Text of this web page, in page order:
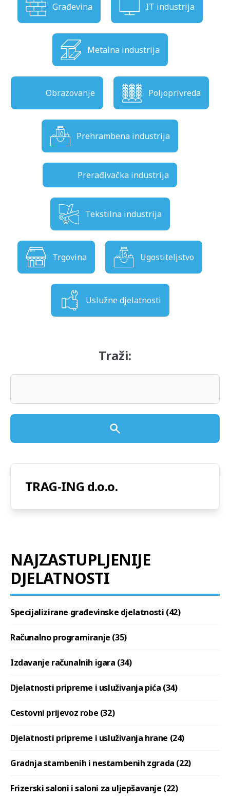
Građevina IT industrija
Metalna industrija
Obrazovanje Poljoprivreda
Prehrambena industrija
Prerađivačka industrija
Tekstilna industrija
Trgovina Ugostiteljstvo
Uslužne djelatnosti
Traži:
TRAG-ING d.o.o.
NAJZASTUPLJENIJE
DJELATNOSTI
Specijalizirane građevinske djelatnosti (42)
Računalno programiranje (35)
Izdavanje računalnih igara (34)
Djelatnosti pripreme i usluživanja pića (34)
Cestovni prijevoz robe (32)
Djelatnosti pripreme i usluživanja hrane (24)
Gradnja stambenih i nestambenih zgrada (22)
Frizerski saloni i saloni za uljepšavanje (22)